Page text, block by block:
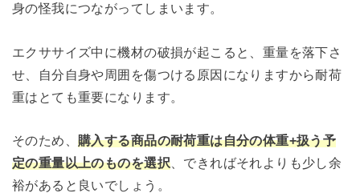
身の怪我につながってしまいます。
エクササイズ中に機材の破損が起こると、重量を落下さ
せ、自分自身や周囲を傷つける原因になりますから耐荷
重はとても重要になります。
そのため、購入する商品の耐荷重は自分の体重+扱う予
定の重量以上のものを選択、できればそれよりも少し余
裕があると良いでしょう。